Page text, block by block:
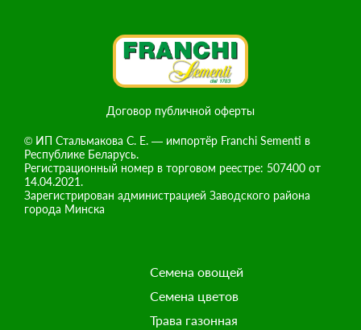
Договор публичной оферты
© ИП Стальмакова С. Е. — импортёр Franchi Sementi в
Республике Беларусь.
Регистрационный номер в торговом реестре: 507400 от
14.04.2021.
Зарегистрирован администрацией Заводского района
города Минска
Семена овощей
Семена цветов
Трава газонная